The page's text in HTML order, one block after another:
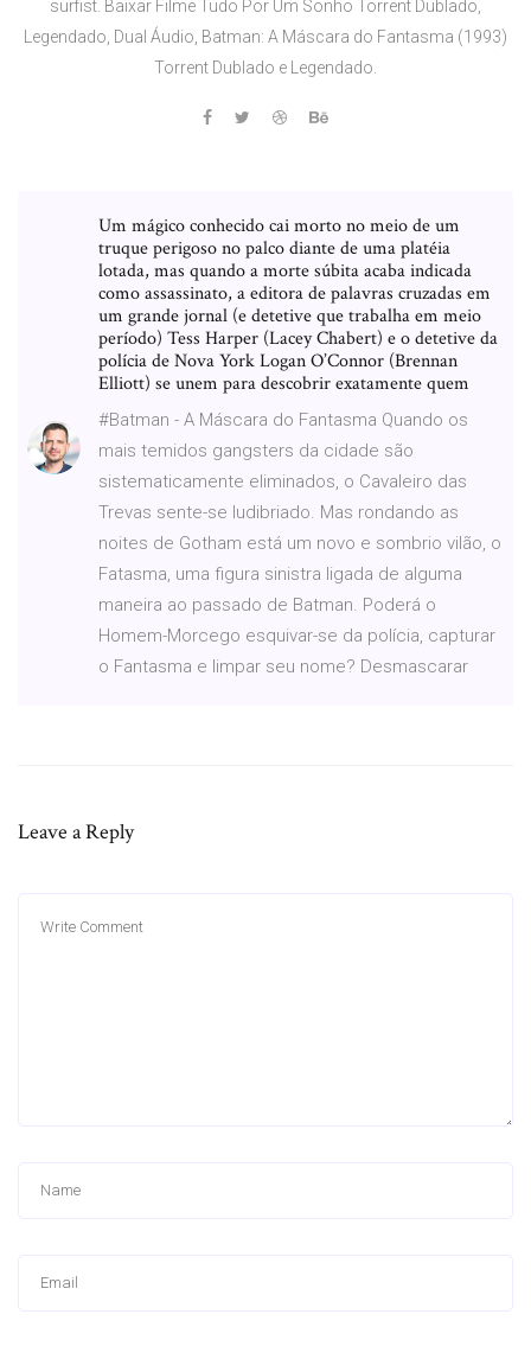
surfist. Baixar Filme Tudo Por Um Sonho Torrent Dublado,
Legendado, Dual Áudio, Batman: A Máscara do Fantasma (1993)
Torrent Dublado e Legendado.
Um mágico conhecido cai morto no meio de um
truque perigoso no palco diante de uma platéia
lotada, mas quando a morte súbita acaba indicada
como assassinato, a editora de palavras cruzadas em
um grande jornal (e detetive que trabalha em meio
período) Tess Harper (Lacey Chabert) e o detetive da
polícia de Nova York Logan O’Connor (Brennan
Elliott) se unem para descobrir exatamente quem
#Batman - A Máscara do Fantasma Quando os
mais temidos gangsters da cidade são
sistematicamente eliminados, o Cavaleiro das
Trevas sente-se ludibriado. Mas rondando as
noites de Gotham está um novo e sombrio vilão, o
Fatasma, uma figura sinistra ligada de alguma
maneira ao passado de Batman. Poderá o
Homem-Morcego esquivar-se da polícia, capturar
o Fantasma e limpar seu nome? Desmascarar
Leave a Reply